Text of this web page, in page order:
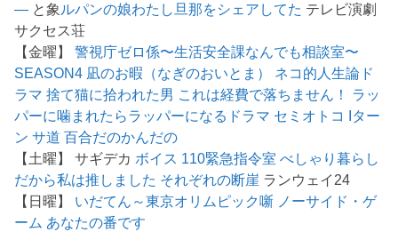
― と象 ルパンの娘わたし旦那をシェアしてた テレビ演劇
サクセス荘
【金曜】警視庁ゼロ係〜生活安全課なんでも相談室〜
SEASON4 凪のお暇（なぎのおいとま）
ネコ的人生論ド
ラマ 捨て猫に拾われた男 これは経費で落ちません！
ラッ
パーに噛まれたらラッパーになるドラマ セミオトコ Iター
ン サ道 百合だのかんだの
【土曜】 サギデカ ボイス 110緊急指令室 べしゃり暮らし
だから私は推しました それぞれの断崖 ランウェイ24
【日曜】 いだてん～東京オリムピック噺 ノーサイド・ゲ
ーム あなたの番です